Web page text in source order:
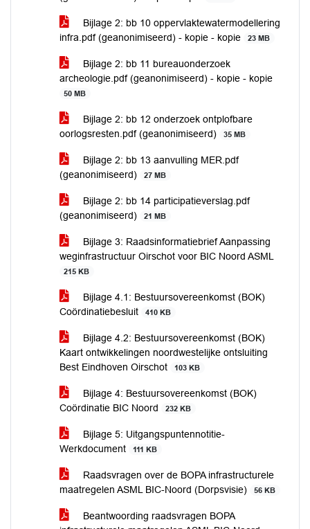
Bijlage 2: bb 10 oppervlaktewatermodellering
infra.pdf (geanonimiseerd) - kopie - kopie
23 MB
Bijlage 2: bb 11 bureauonderzoek
archeologie.pdf (geanonimiseerd) - kopie - kopie
50 MB
Bijlage 2: bb 12 onderzoek ontplofbare
oorlogsresten.pdf (geanonimiseerd)
35 MB
Bijlage 2: bb 13 aanvulling MER.pdf
(geanonimiseerd)
27 MB
Bijlage 2: bb 14 participatieverslag.pdf
(geanonimiseerd)
21 MB
Bijlage 3: Raadsinformatiebrief Aanpassing
weginfrastructuur Oirschot voor BIC Noord ASML
215 KB
Bijlage 4.1: Bestuursovereenkomst (BOK)
Coördinatiebesluit
410 KB
Bijlage 4.2: Bestuursovereenkomst (BOK)
Kaart ontwikkelingen noordwestelijke ontsluiting
Best Eindhoven Oirschot
103 KB
Bijlage 4: Bestuursovereenkomst (BOK)
Coördinatie BIC Noord
232 KB
Bijlage 5: Uitgangspuntennotitie-
Werkdocument
111 KB
Raadsvragen over de BOPA infrastructurele
maatregelen ASML BIC-Noord (Dorpsvisie)
56 KB
Beantwoording raadsvragen BOPA